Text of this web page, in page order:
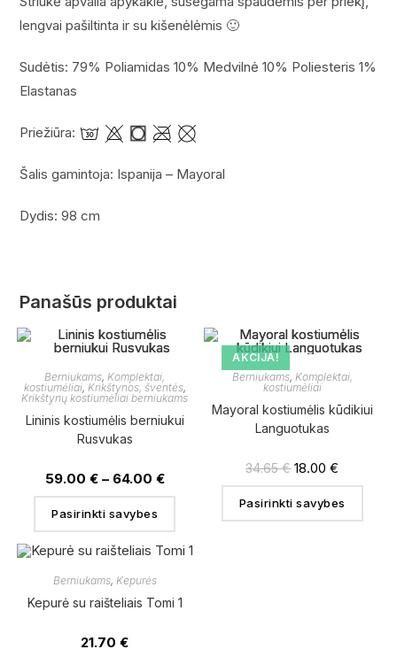
lengvai pašiltinta ir su kišenėlėmis 🙂
Sudėtis: 79% Poliamidas 10% Medvilnė 10% Poliesteris 1%
Elastanas
Priežiūra:
Šalis gamintoja: Ispanija – Mayoral
Dydis: 98 cm
Panašūs produktai
Berniukams, Komplektai,
kostiumėliai, Krikštynos, šventės,
Krikštynų kostiumėliai berniukams
Lininis kostiumėlis berniukui
Rusvukas
59.00 € – 64.00 €
Pasirinkti savybes
AKCIJA!
Berniukams, Komplektai,
kostiumėliai
Mayoral kostiumėlis kūdikiui
Languotukas
34.65€ 18.00€
Pasirinkti savybes
Berniukams, Kepurės
Kepurė su raišteliais Tomi 1
21.70€